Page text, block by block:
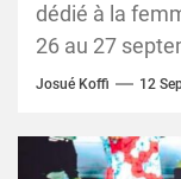
dédié à la
26 au 27
Josué Koffi 12